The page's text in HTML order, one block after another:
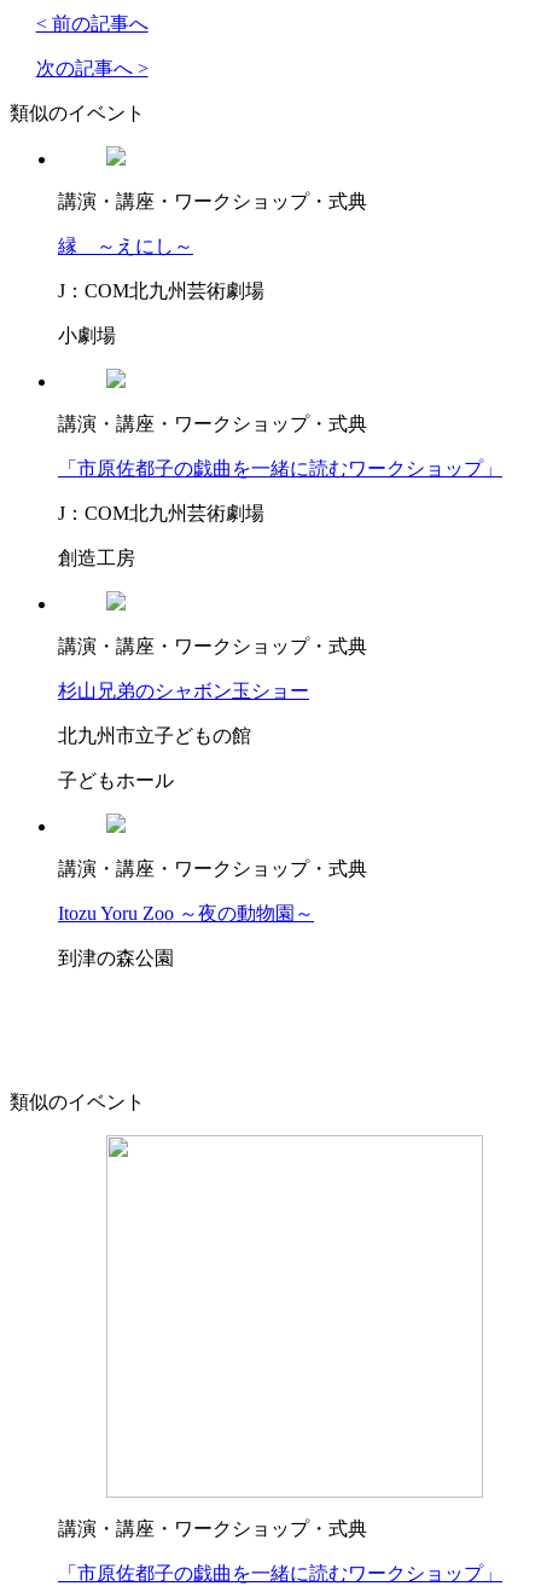
< 前の記事へ
次の記事へ >
類似のイベント
講演・講座・ワークショップ・式典
縁 ～えにし～
J：COM北九州芸術劇場
小劇場
講演・講座・ワークショップ・式典
「市原佐都子の戯曲を一緒に読むワークショップ」
J：COM北九州芸術劇場
創造工房
講演・講座・ワークショップ・式典
杉山兄弟のシャボン玉ショー
北九州市立子どもの館
子どもホール
講演・講座・ワークショップ・式典
Itozu Yoru Zoo ～夜の動物園～
到津の森公園
類似のイベント
講演・講座・ワークショップ・式典
「市原佐都子の戯曲を一緒に読むワークショップ」